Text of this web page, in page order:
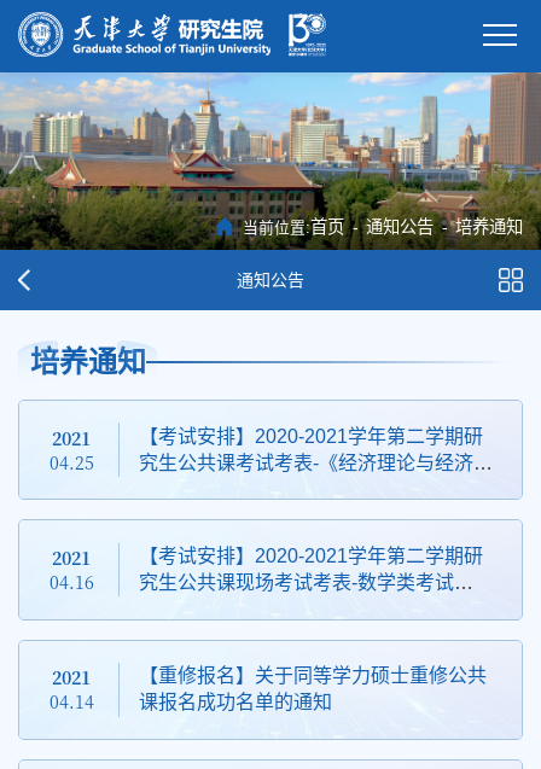
当前位置:首页 - 通知公告 - 培养通知
通知公告
培养通知
2021
04.25
【考试安排】2020-2021学年第二学期研
究生公共课考试考表-《经济理论与经济分
2021
04.16
【考试安排】2020-2021学年第二学期研
究生公共课现场考试考表-数学类考试
安排
2021
04.14
【重修报名】关于同等学力硕士重修公共
课报名成功名单的通知